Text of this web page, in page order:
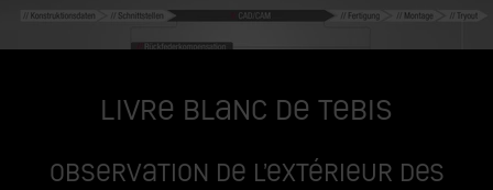
Livre blanc de Tebis
Observation de l’extérieur des